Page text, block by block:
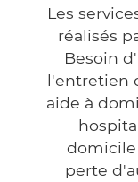
Les
réalisés
Besoin
l'entretien
aide à
perte